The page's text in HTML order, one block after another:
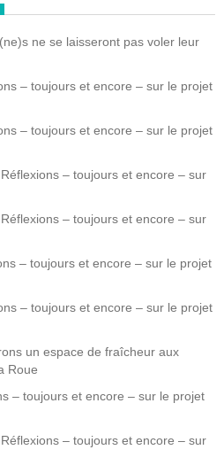
ne se laisseront pas voler leur
– toujours et encore – sur le projet
– toujours et encore – sur le projet
Réflexions – toujours et encore – sur
Réflexions – toujours et encore – sur
– toujours et encore – sur le projet
– toujours et encore – sur le projet
un espace de fraîcheur aux
Roue
– toujours et encore – sur le projet
Réflexions – toujours et encore – sur